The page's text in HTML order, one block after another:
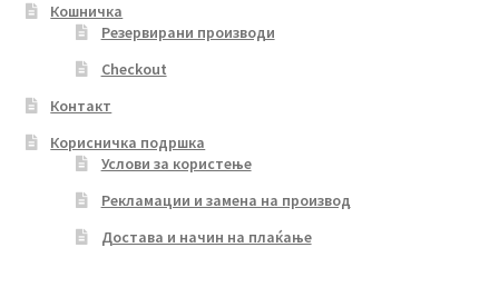
Кошничка
Резервирани производи
Checkout
Контакт
Корисничка подршка
Услови за користење
Рекламации и замена на производ
Достава и начин на плаќање